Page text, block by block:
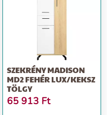
SZEKRÉNY MADISON
MD2 FEHÉR LUX/KEKSZ
TÖLGY
65 913 Ft